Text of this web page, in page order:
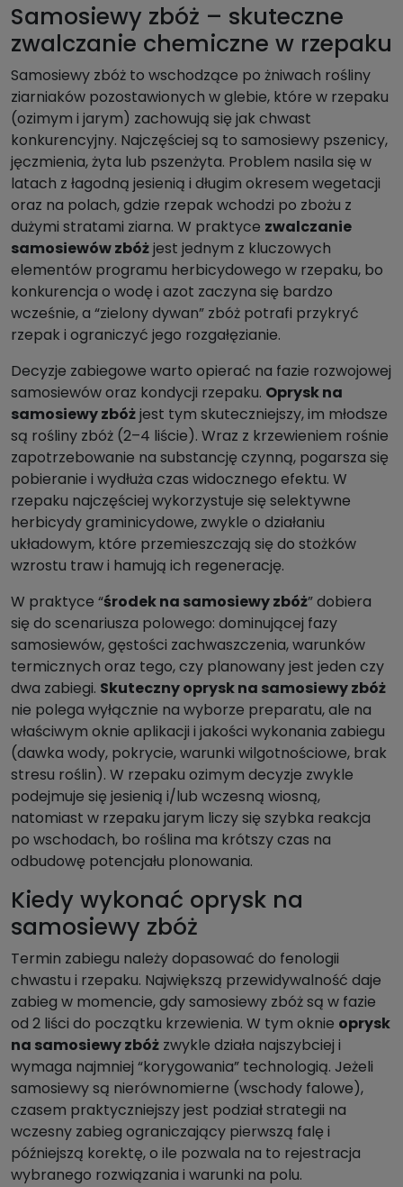
Samosiewy zbóż – skuteczne
zwalczanie chemiczne w rzepaku
Samosiewy zbóż to wschodzące po żniwach rośliny
ziarniaków pozostawionych w glebie, które w rzepaku
(ozimym i jarym) zachowują się jak chwast
konkurencyjny. Najczęściej są to samosiewy pszenicy,
jęczmienia, żyta lub pszenżyta. Problem nasila się w
latach z łagodną jesienią i długim okresem wegetacji
oraz na polach, gdzie rzepak wchodzi po zbożu z
dużymi stratami ziarna. W praktyce zwalczanie
samosiewów zbóżjest jednym z kluczowych
elementów programu herbicydowego w rzepaku, bo
konkurencja o wodę i azot zaczyna się bardzo
wcześnie, a “zielony dywan” zbóż potrafi przykryć
rzepak i ograniczyć jego rozgałęzianie.
Decyzje zabiegowe warto opierać na fazie rozwojowej
samosiewów oraz kondycji rzepaku. Oprysk na
samosiewy zbóżjest tym skuteczniejszy, im młodsze
są rośliny zbóż (2–4 liście). Wraz z krzewieniem rośnie
zapotrzebowanie na substancję czynną, pogarsza się
pobieranie i wydłuża czas widocznego efektu. W
rzepaku najczęściej wykorzystuje się selektywne
herbicydy graminicydowe, zwykle o działaniu
układowym, które przemieszczają się do stożków
wzrostu traw i hamują ich regenerację.
W praktyce “środek na samosiewy zbóż” dobiera
się do scenariusza polowego: dominującej fazy
samosiewów, gęstości zachwaszczenia, warunków
termicznych oraz tego, czy planowany jest jeden czy
dwa zabiegi. Skuteczny oprysk na samosiewy zbóż
nie polega wyłącznie na wyborze preparatu, ale na
właściwym oknie aplikacji i jakości wykonania zabiegu
(dawka wody, pokrycie, warunki wilgotnościowe, brak
stresu roślin). W rzepaku ozimym decyzje zwykle
podejmuje się jesienią i/lub wczesną wiosną,
natomiast w rzepaku jarym liczy się szybka reakcja
po wschodach, bo roślina ma krótszy czas na
odbudowę potencjału plonowania.
Kiedy wykonać oprysk na
samosiewy zbóż
Termin zabiegu należy dopasować do fenologii
chwastu i rzepaku. Największą przewidywalność daje
zabieg w momencie, gdy samosiewy zbóż są w fazie
od 2 liści do początku krzewienia. W tym oknie oprysk
na samosiewy zbóż zwykle działa najszybciej i
wymaga najmniej “korygowania” technologią. Jeżeli
samosiewy są nierównomierne (wschody falowe),
czasem praktyczniejszy jest podział strategii na
wczesny zabieg ograniczający pierwszą falę i
późniejszą korektę, o ile pozwala na to rejestracja
wybranego rozwiązania i warunki na polu.